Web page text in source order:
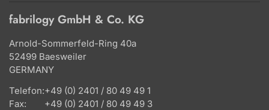
fabrilogy GmbH & Co. KG
Arnold-Sommerfeld-Ring 40a
52499 Baesweiler
GERMANY
Telefon:+49 (0) 2401 / 80 49 49 1
Fax:
+49 (0) 2401 / 80 49 49 3